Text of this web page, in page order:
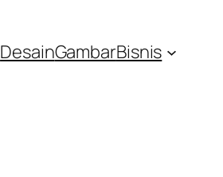
DesainGambarBisnis